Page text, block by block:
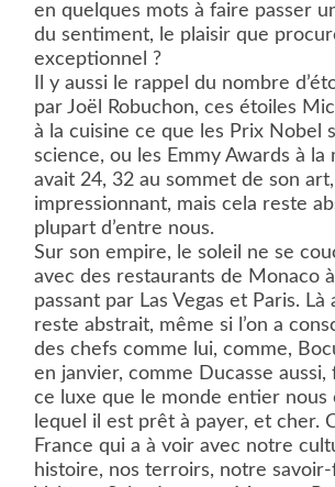
en quelques mots à faire passer
du sentiment, le plaisir que
exceptionnel ?
Il y aussi le rappel du nombre
par Joël Robuchon, ces étoiles
à la cuisine ce que les Prix Nobel
science, ou les Emmy Awards à la
avait 24, 32 au sommet de son art,
impressionnant, mais cela reste
plupart d’entre nous.
Sur son empire, le soleil ne se
avec des restaurants de Monaco
passant par Las Vegas et Paris. Là
reste abstrait, même si l’on a
des chefs comme lui, comme,
en janvier, comme Ducasse
ce luxe que le monde entier nous
lequel il est prêt à payer, et cher.
France qui a à voir avec notre
histoire, nos terroirs, notre